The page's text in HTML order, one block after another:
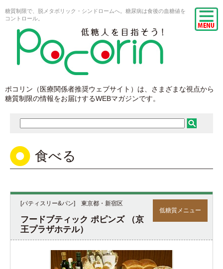
糖質制限で、脱メタボリック・シンドロームへ。糖尿病は食後の血糖値を
コントロール。
ポコリン（医療関係者推奨ウェブサイト）は、さまざまな視点から
糖質制限の情報をお届けするWEBマガジンです。
食べる
低糖質メニュー
[パティスリー&パン] 東京都・新宿区
フードブティック ポピンズ （京
王プラザホテル）